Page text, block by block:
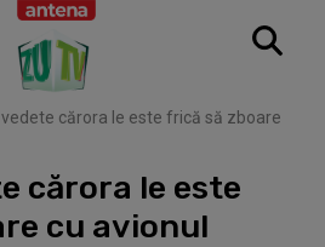
cărora le este frică să zboare
cărora le este
cu avionul